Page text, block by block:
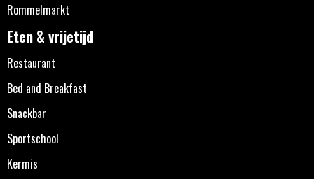
Rommelmarkt
Eten & vrijetijd
Restaurant
Bed and Breakfast
Snackbar
Sportschool
Kermis